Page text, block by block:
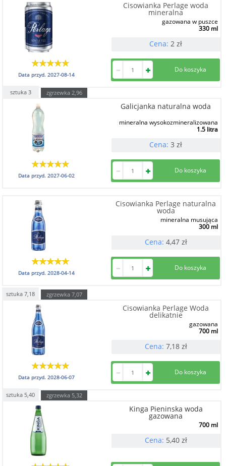
Cisowianka Perlage woda
mineralna
gazowana w puszce
330 ml
Cena:2 zł
Data przyd.2027-08-14
sztuka 3 zgrzewka 2,96
Galicjanka naturalna woda
mineralna wysokozmineralizowana
1.5 litra
Cena:3 zł
Data przyd.2027-06-02
Cisowianka Perlage naturalna
woda
mineralna musująca
300 ml
Cena: 4,47 zł
Data przyd.2028-04-14
sztuka 7,18 zgrzewka 7,07
Cisowianka Perlage Woda
delikatnie
gazowana
700 ml
Cena: 7,18 zł
Data przyd.2028-06-07
sztuka 5,40 zgrzewka 5,32
Kinga Pieninska woda
gazowana
700 ml
Cena: 5,40 zł